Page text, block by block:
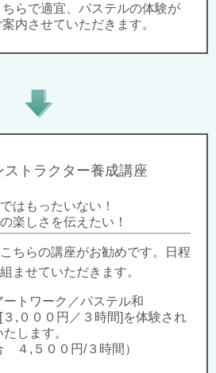
らで適宜、パステルの体験が
内させていただきます。
ストラクター養成講座
はもったいない！
楽しさを伝えたい！
ちらの講座がお勧めです。
日程
ませていただきます。
ト ワーク／パステル和
[３,０００円／３時間]を体験され
します。
４,５００円/３時間）